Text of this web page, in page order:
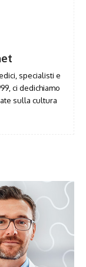
specialisti e
ci dedichiamo
sulla cultura